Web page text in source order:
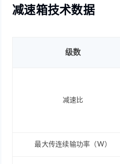
减速箱技术数据
级数
减速比
最大传连续输功率（W）